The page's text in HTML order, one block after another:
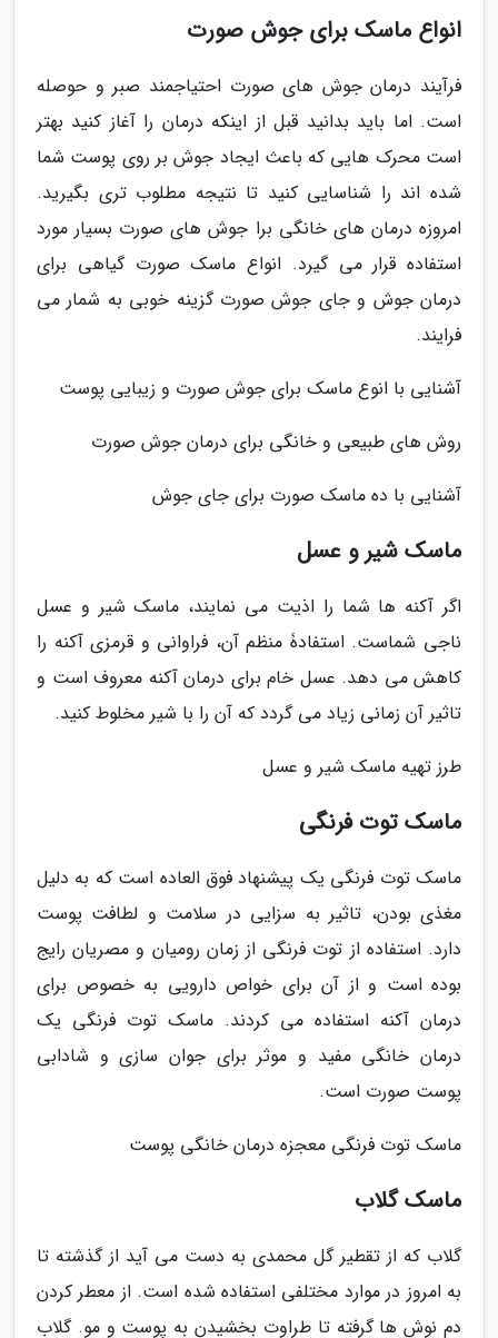
انواع ماسک برای جوش صورت
فرآیند درمان جوش های صورت احتیاجمند صبر و حوصله
است. اما باید بدانید قبل از اینکه درمان را آغاز کنید بهتر
است محرک هایی که باعث ایجاد جوش بر روی پوست شما
شده اند را شناسایی کنید تا نتیجه مطلوب تری بگیرید.
امروزه درمان های خانگی برا جوش های صورت بسیار مورد
استفاده قرار می گیرد. انواع ماسک صورت گیاهی برای
درمان جوش و جای جوش صورت گزینه خوبی به شمار می
فرایند.
آشنایی با انوع ماسک برای جوش صورت و زیبایی پوست
روش های طبیعی و خانگی برای درمان جوش صورت
آشنایی با ده ماسک صورت برای جای جوش
ماسک شیر و عسل
اگر آکنه ها شما را اذیت می نمایند، ماسک شیر و عسل
ناجی شماست. استفادۀ منظم آن، فراوانی و قرمزی آکنه را
کاهش می دهد. عسل خام برای درمان آکنه معروف است و
تاثیر آن زمانی زیاد می گردد که آن را با شیر مخلوط کنید.
طرز تهیه ماسک شیر و عسل
ماسک توت فرنگی
ماسک توت فرنگی یک پیشنهاد فوق العاده است که به دلیل
مغذی بودن، تاثیر به سزایی در سلامت و لطافت پوست
دارد. استفاده از توت فرنگی از زمان رومیان و مصریان رایج
بوده است و از آن برای خواص دارویی به خصوص برای
درمان آکنه استفاده می کردند. ماسک توت فرنگی یک
درمان خانگی مفید و موثر برای جوان سازی و شادابی
پوست صورت است.
ماسک توت فرنگی معجزه درمان خانگی پوست
ماسک گلاب
گلاب که از تقطیر گل محمدی به دست می آید از گذشته تا
به امروز در موارد مختلفی استفاده شده است. از معطر کردن
دم نوش ها گرفته تا طراوت بخشیدن به پوست و مو. گلاب